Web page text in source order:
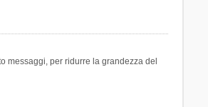
messaggi, per ridurre la grandezza del